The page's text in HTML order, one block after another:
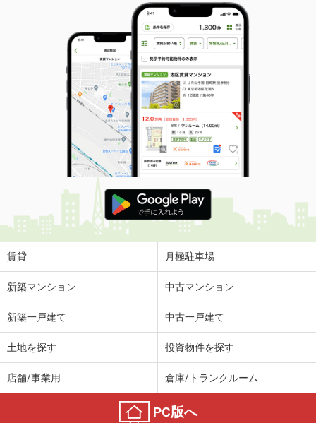
賃貸 月極駐車場
新築マンション 中古マンション
新築一戸建て 中古一戸建て
土地を探す 投資物件を探す
店舗/事業用 倉庫/トランクルーム
PC版へ